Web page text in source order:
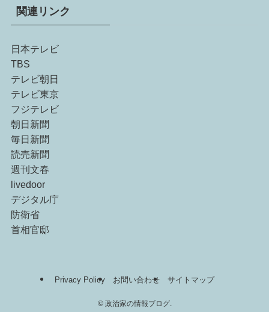
関連リンク
日本テレビ
TBS
テレビ朝日
テレビ東京
フジテレビ
朝日新聞
毎日新聞
読売新聞
週刊文春
livedoor
デジタル庁
防衛省
首相官邸
Privacy Policy お問い合わせ サイトマップ
©政治家の情報ブログ.